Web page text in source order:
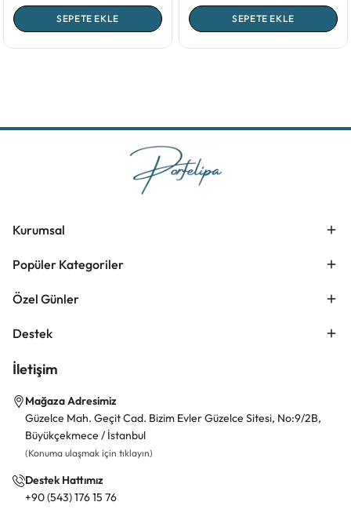
SEPETE EKLE SEPETE EKLE
Kurumsal
Popüler Kategoriler
Özel Günler
Destek
İletişim
Mağaza Adresimiz
Güzelce Mah. Geçit Cad. Bizim Evler Güzelce Sitesi, No:9/2B,
Büyükçekmece / İstanbul
(Konuma ulaşmak için tıklayın)
Destek Hattımız
+90 (543) 176 15 76